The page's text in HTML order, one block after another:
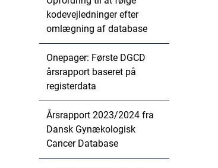
kodevejledninger efter
omlægning af database
Onepager: Første DGCD
årsrapport baseret på
registerdata
Årsrapport 2023/2024 fra
Dansk Gynækologisk
Cancer Database